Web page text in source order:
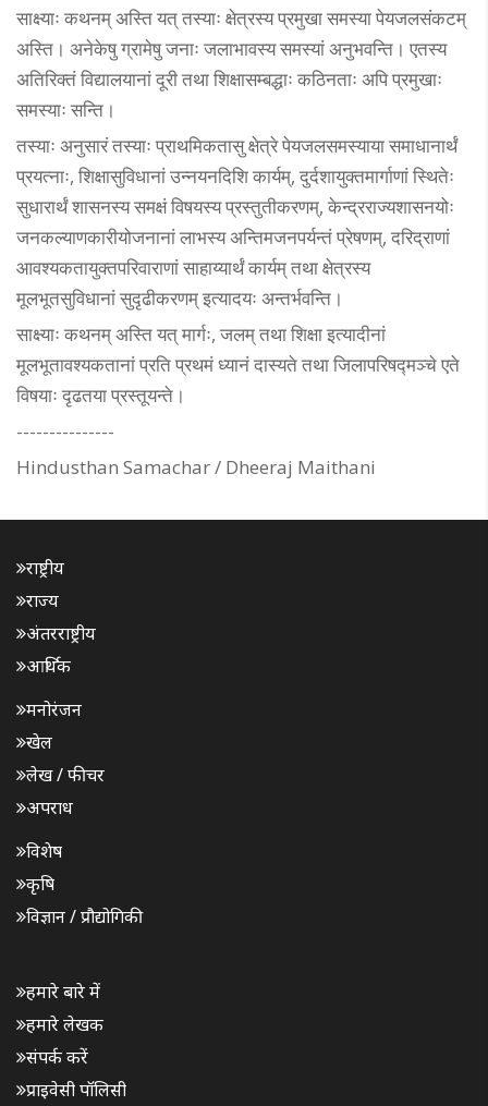
साक्ष्याः कथनम् अस्ति यत् तस्याः क्षेत्रस्य प्रमुखा समस्या पेयजलसंकटम्
अस्ति। अनेकेषु ग्रामेषु जनाः जलाभावस्य समस्यां अनुभवन्ति। एतस्य
अतिरिक्तं विद्यालयानां दूरी तथा शिक्षासम्बद्धाः कठिनताः अपि प्रमुखाः
समस्याः सन्ति।
तस्याः अनुसारं तस्याः प्राथमिकतासु क्षेत्रे पेयजलसमस्याया समाधानार्थं
प्रयत्नाः, शिक्षासुविधानां उन्नयनदिशि कार्यम्, दुर्दशायुक्तमार्गाणां स्थितेः
सुधारार्थं शासनस्य समक्षं विषयस्य प्रस्तुतीकरणम्, केन्द्रराज्यशासनयोः
जनकल्याणकारीयोजनानां लाभस्य अन्तिमजनपर्यन्तं प्रेषणम्, दरिद्राणां
आवश्यकतायुक्तपरिवाराणां साहाय्यार्थं कार्यम् तथा क्षेत्रस्य
मूलभूतसुविधानां सुदृढीकरणम् इत्यादयः अन्तर्भवन्ति।
साक्ष्याः कथनम् अस्ति यत् मार्गः, जलम् तथा शिक्षा इत्यादीनां
मूलभूतावश्यकतानां प्रति प्रथमं ध्यानं दास्यते तथा जिलापरिषद्मञ्चे एते
विषयाः दृढतया प्रस्तूयन्ते।
---------------
Hindusthan Samachar / Dheeraj Maithani
राष्ट्रीय
राज्य
अंतरराष्ट्रीय
आर्थिक
मनोरंजन
खेल
लेख / फीचर
अपराध
विशेष
कृषि
विज्ञान / प्रौद्योगिकी
हमारे बारे में
हमारे लेखक
संपर्क करें
प्राइवेसी पॉलिसी